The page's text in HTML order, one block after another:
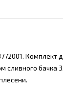
бачка